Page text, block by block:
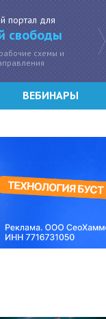
портал для
свободы
схемы и
ВЕБИНАРЫ